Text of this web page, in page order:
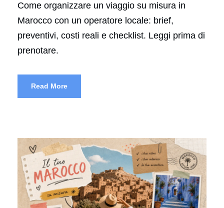
Come organizzare un viaggio su misura in
Marocco con un operatore locale: brief,
preventivi, costi reali e checklist. Leggi prima di
prenotare.
Read More